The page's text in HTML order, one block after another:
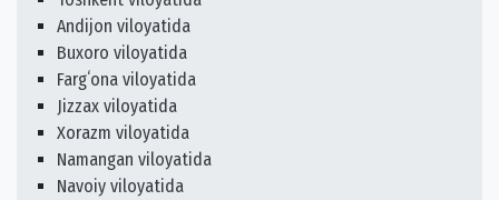
Andijon viloyatida
Buxoro viloyatida
Fargʻona viloyatida
Jizzax viloyatida
Xorazm viloyatida
Namangan viloyatida
Navoiy viloyatida